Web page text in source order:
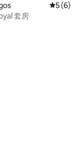
平均
5 (6)
套房